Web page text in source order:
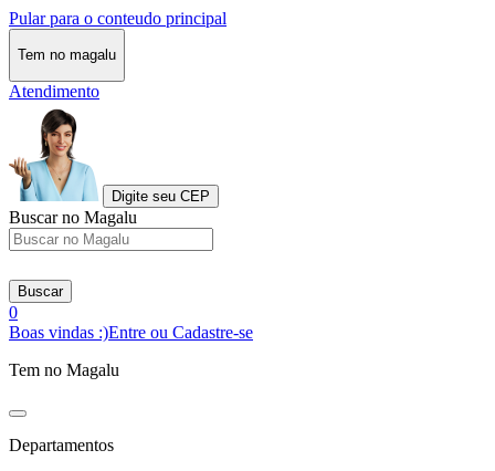
Pular para o conteudo principal
Tem no magalu
Atendimento
Digite seu CEP
Buscar no Magalu
Buscar
0
Boas vindas :)Entre ou Cadastre-se
Tem no Magalu
Departamentos